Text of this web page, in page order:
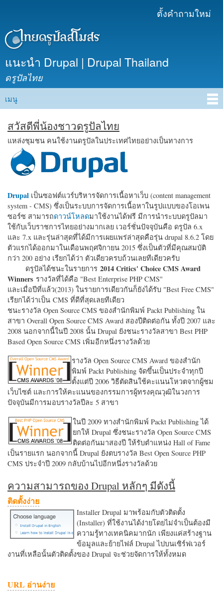
เนื้อหา
ตั้งคำถามใหม่
แนะนำ Drupal | Drupal Thailand
ดรูปัลไทย
Main menu
เมนู
สวัสดีพี่น้องชาวดรูปัลไทย
แหล่งชุมชน คนใช้งานดรูปัลในประเทศไทยอย่างเป็นทางการ
Drupal เป็นซอฟต์แวร์บริหารจัดการเนื้อหาเว็บ (content management
system - CMS) ซึ่งเป็นระบบการจัดการเนื้อหาในรูปแบบของโอเพน
ซอร์ซ สามารถดาวน์โหลดมาใช้งานได้ฟรี มีการนำระบบดรูปัลมา
ใช้กับเว็บราชการไทยอย่างมากเลย เวอร์ชั่นปัจจุบันคือ ดรูปัล 6.x
และ 7.x และรุ่นล่าสุดที่ได้มีการเผยแพร่ล่าสุดคือรุ่น drupal 8.6.2 โดย
ตัวแรกได้ออกมาในเดือนพฤศจิกายน 2015 ซึ่งเป็นตัวที่มีคุณสมบัติ
กว่า 200 อย่าง เรียกได้ว่า ตัวเดียวครบถ้วนเลยทีเดียวครับ
ดรูปัลได้ชนะในรายการ 2014 Critics' Choice CMS Award
Winners รางวัลที่ได้คือ "Best Enterprise PHP CMS"
และเมื่อปีที่แล้ว(2013) ในรายการเดียวกันก็ยังได้รับ "Best Free CMS"
เรียกได้ว่าเป็น CMS ที่ดีที่สุดเลยทีเดียว
ชนะรางวัล Open Source CMS ของสำนักพิมพ์ Packt Publishing ใน
สาขา Overall Open Source CMS Award สองปีติดต่อกัน ทั้งปี 2007 และ
2008 นอกจากนี้ในปี 2008 นั้น Drupal ยังชนะรางวัลสาขา Best PHP
Based Open Source CMS เพิ่มอีกหนึ่งรางวัลด้วย
รางวัล Open Source CMS Award ของสำนัก
พิมพ์ Packt Publishing จัดขึ้นเป็นประจำทุกปี
ตั้งแต่ปี 2006 วิธีตัดสินใช้คะแนนโหวตจากผู้ชม
เว็บไซต์ และการให้คะแนนของกรรมการผู้ทรงคุณวุฒิในวงการ
ปัจจุบันมีการมอบรางวัลปีละ 5 สาขา
ในปี 2009 ทางสำนักพิมพ์ Packt Publishing ได้
ยกให้ Drupal ซึ่งชนะรางวัล Open Source CMS
ติดต่อกันมาสองปี ให้รับตำแหน่ง Hall of Fame
เป็นรายแรก นอกจากนี้ Drupal ยังตบรางวัล Best Open Source PHP
CMS ประจำปี 2009 กลับบ้านไปอีกหนึ่งรางวัลด้วย
ความสามารถของ Drupal หลักๆ มีดังนี้
ติดตั้งง่าย
Installer Drupal มาพร้อมกับตัวติดตั้ง
(Installer) ที่ใช้งานได้ง่ายโดยไม่จำเป็นต้องมี
ความรู้ทางเทคนิคมากนัก เพียงแค่สร้างฐาน
ข้อมูลและย้ายไฟล์ Drupal ไปบนเซิร์ฟเวอร์
งานที่เหลือนั้นตัวติดตั้งของ Drupal จะช่วยจัดการให้ทั้งหมด
URL อ่านง่าย